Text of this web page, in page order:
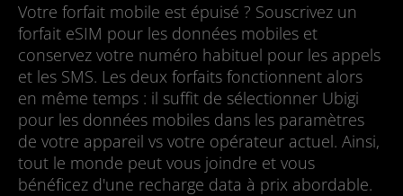
Votre forfait mobile est épuisé ? Souscrivez un
forfait eSIM pour les données mobiles et
conservez votre numéro habituel pour les appels
et les SMS. Les deux forfaits fonctionnent alors
en même temps : il suffit de sélectionner Ubigi
pour les données mobiles dans les paramètres
de votre appareil vs votre opérateur actuel. Ainsi,
tout le monde peut vous joindre et vous
bénéficez d'une recharge data à prix abordable.